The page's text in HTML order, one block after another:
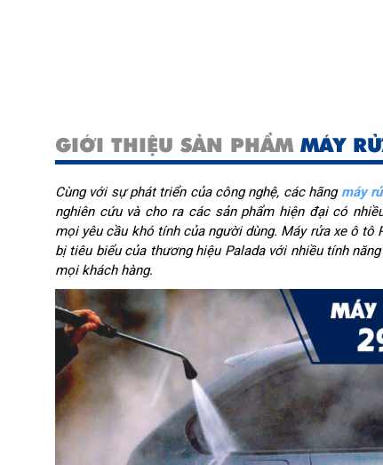
GIỚI THIỆU SẢN PHẨM MÁY
Cùng với sự phát triển của công nghệ, các hãng máy
nghiên cứu và cho ra các sản phẩm hiện đại có
mọi yêu cầu khó tính của người dùng. Máy rửa xe ô tô
bị tiêu biểu của thương hiệu Palada với nhiều tính
mọi khách hàng.